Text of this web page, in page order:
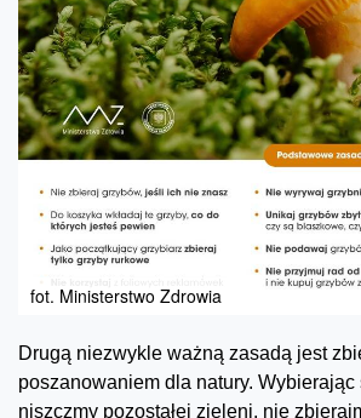
fot. Ministerstwo Zdrowia
Drugą niezwykle ważną zasadą jest
poszanowaniem dla natury.
niszczmy pozostałej zieleni, nie